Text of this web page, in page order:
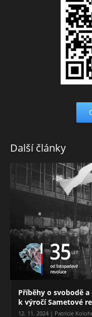
Další články
Příběhy o svobodě
k výročí Sametové
12. 11. 2024 | Patricie